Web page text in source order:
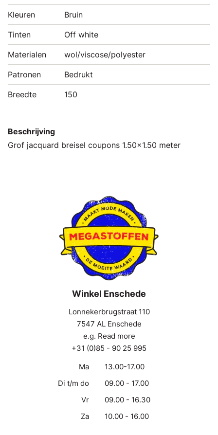
Kleuren Bruin
Tinten Off white
Materialen wol/viscose/polyester
Patronen Bedrukt
Breedte 150
Beschrijving
Grof jacquard breisel coupons 1.50x1.50 meter
Winkel Enschede
Lonnekerbrugstraat 110
7547 AL Enschede
e.g. Read more
+31 (0)85 - 90 25 995
Ma
13.00-17.00
Di t/m do
09.00 - 17.00
Vr
09.00 - 16.30
Za
10.00 - 16.00